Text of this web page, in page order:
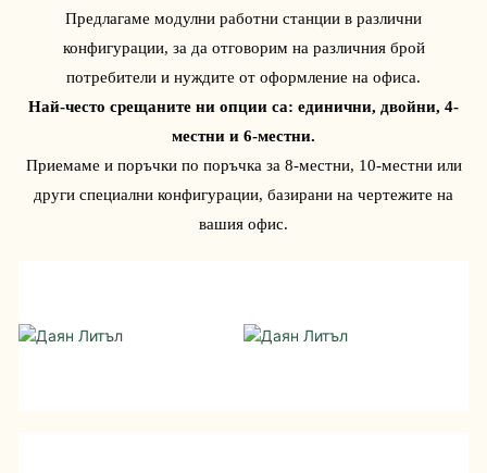
Предлагаме модулни работни станции в различни
конфигурации, за да отговорим на различния брой
потребители и нуждите от оформление на офиса.
Най-често срещаните ни опции са: единични, двойни, 4-
местни и 6-местни.
Приемаме и поръчки по поръчка за 8-местни, 10-местни или
други специални конфигурации, базирани на чертежите на
вашия офис.